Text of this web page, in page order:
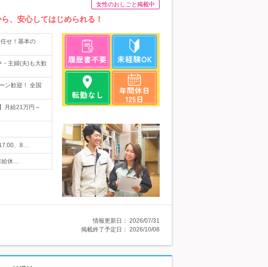
女性のおしごと掲載中
、安心してはじめられる！
せ！基本の
主婦(夫)も大歓
ン歓迎！ 全国
月給21万円～
、8…
給休…
情報更新日： 2026/07/31
掲載終了予定日： 2026/10/08